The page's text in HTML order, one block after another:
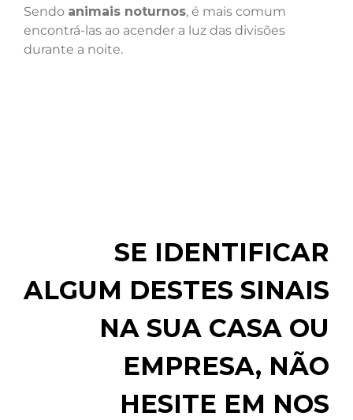
Sendo animais noturnos, é mais comum
encontrá-las ao acender a luz das divisões
durante a noite.
SE IDENTIFICAR
ALGUM DESTES SINAIS
NA SUA CASA OU
EMPRESA, NÃO
HESITE EM NOS